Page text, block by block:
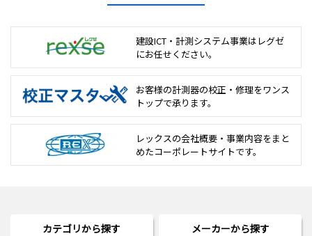
建設ICT・計測システム事業は レグゼ
にお任せください。
お客様の計測器の校正・修理をワンス
トップで承ります。
レックスの会社概要・事業内容をまと
めたコーポレートサイトです。
カテゴリから探す メーカーから探す